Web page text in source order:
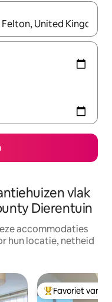
zijn, maak je een keuze
vlak
Dierentuin
accommodaties
hun locatie, netheid
Topfavoriet van
Favoriet van